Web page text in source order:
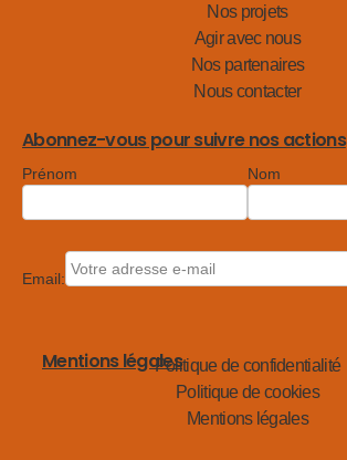
Nos projets
Agir avec nous
Nos partenaires
Nous contacter
Abonnez-vous pour suivre nos actions
Prénom Nom
Email:
Mentions légalesPolitique de confidentialité
Politique de cookies
Mentions légales